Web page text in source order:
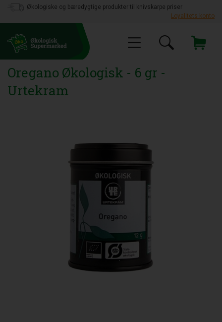
Økologiske og bæredygtige produkter til knivskarpe priser
Loyalitets konto
Oregano Økologisk - 6 gr -
Urtekram